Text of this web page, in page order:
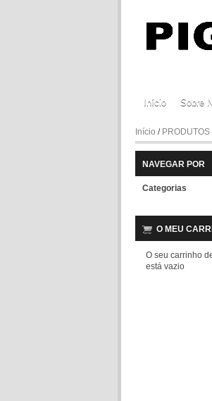
Início Sobre
Início / PRODUTOS
NAVEGAR POR
Categorias
O MEU
O seu carrinho
está vazio